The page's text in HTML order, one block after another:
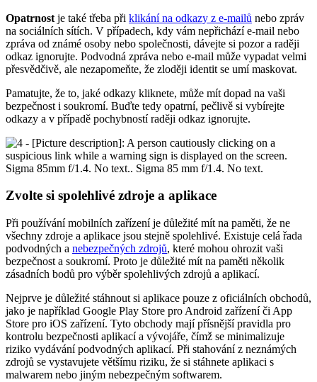
Opatrnost je také třeba při klikání na odkazy z e-mailů nebo zpráv
na sociálních sítích. V případech, kdy vám nepřichází e-mail nebo
zpráva od známé osoby nebo společnosti, dávejte si pozor a raději
odkaz ignorujte. Podvodná zpráva nebo e-mail může vypadat velmi
přesvědčivě, ale nezapomeňte, že zloději identit se umí maskovat.
Pamatujte, že to, jaké odkazy kliknete, může mít dopad na vaši
bezpečnost i soukromí. Buďte tedy opatrní, pečlivě si vybírejte
odkazy a v případě pochybností raději odkaz ignorujte.
Zvolte si spolehlivé zdroje a aplikace
Při používání mobilních zařízení je důležité mít na paměti, že ne
všechny zdroje a aplikace jsou stejně spolehlivé. Existuje celá řada
podvodných a nebezpečných zdrojů, které mohou ohrozit vaši
bezpečnost a soukromí. Proto je důležité mít na paměti několik
zásadních bodů pro výběr spolehlivých zdrojů a aplikací.
Nejprve je důležité stáhnout si aplikace pouze z oficiálních obchodů,
jako je například Google Play Store pro Android zařízení či App
Store pro iOS zařízení. Tyto obchody mají přísnější pravidla pro
kontrolu bezpečnosti aplikací a vývojáře, čímž se minimalizuje
riziko vydávání podvodných aplikací. Při stahování z neznámých
zdrojů se vystavujete většímu riziku, že si stáhnete aplikaci s
malwarem nebo jiným nebezpečným softwarem.